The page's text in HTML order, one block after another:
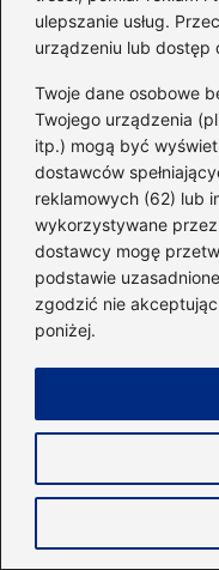
ulepszanie usług.
urządzeniu lub dostęp
Twoje dane osobowe
Twojego urządzenia
itp.) mogą być
dostawców
reklamowych (62) lub
wykorzystywane
dostawcy mogę
podstawie
zgodzić nie
poniżej.
Nazwa*
Adres email*
Witryna internetowa
Zapamiętaj moje
podczas pisania